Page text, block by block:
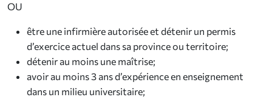
OU
être une infirmière autorisée et détenir un permis
d’exercice actuel dans sa province ou territoire;
détenir au moins une maîtrise;
avoir au moins 3 ans d’expérience en enseignement
dans un milieu universitaire;